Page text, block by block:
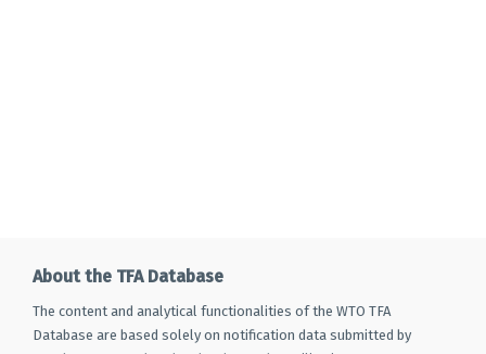
About the TFA Database
The content and analytical functionalities of the WTO TFA
Database are based solely on notification data submitted by